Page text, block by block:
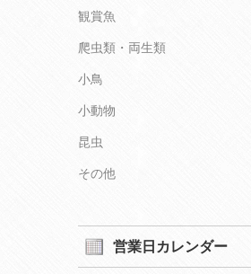
観賞魚
爬虫類・両生類
小鳥
小動物
昆虫
その他
営業日カレンダー